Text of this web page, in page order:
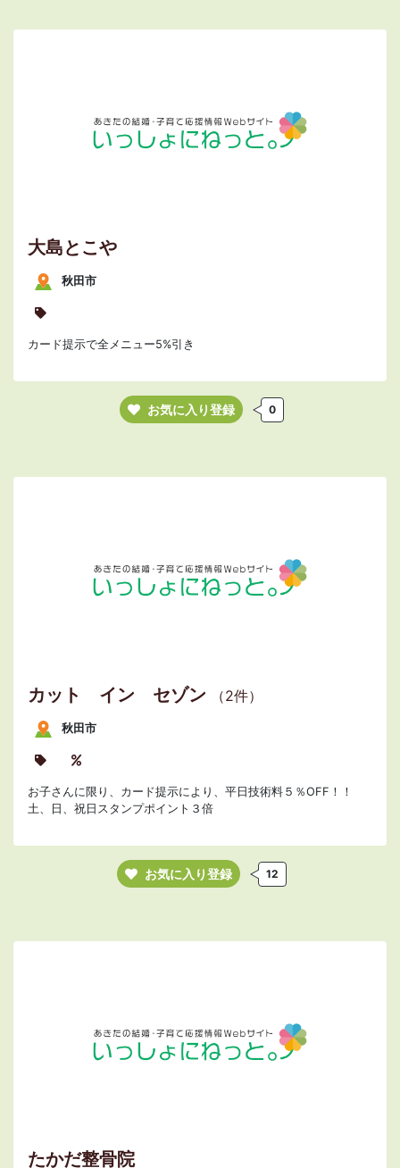
大島とこや
秋田市
カード提示で全メニュー5%引き
お気に入り登録 0
カット イン セゾン （2件）
秋田市
お子さんに限り、カード提示により、平日技術料５％OFF！！
土、日、祝日スタンプポイント３倍
お気に入り登録 12
たかだ整骨院